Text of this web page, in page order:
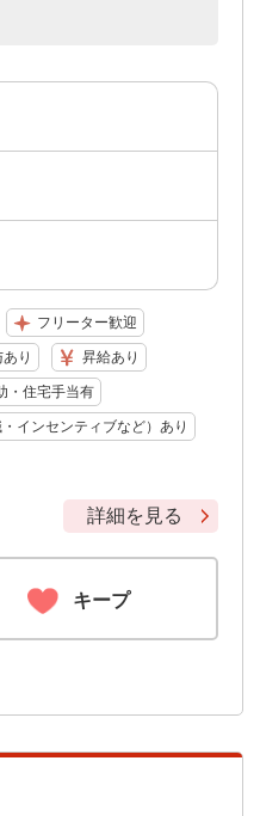
フリーター歓迎
り 昇給あり
・住宅手当有
インセンティブなど）あり
詳細を見る
キープ